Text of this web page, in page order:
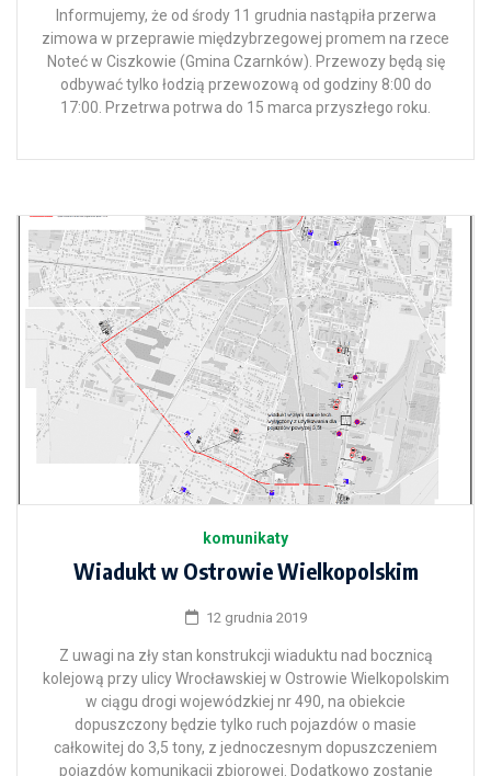
Informujemy, że od środy 11 grudnia nastąpiła przerwa
zimowa w przeprawie międzybrzegowej promem na rzece
Noteć w Ciszkowie (Gmina Czarnków). Przewozy będą się
odbywać tylko łodzią przewozową od godziny 8:00 do
17:00. Przetrwa potrwa do 15 marca przyszłego roku.
komunikaty
Wiadukt w Ostrowie Wielkopolskim
12 grudnia 2019
Z uwagi na zły stan konstrukcji wiaduktu nad bocznicą
kolejową przy ulicy Wrocławskiej w Ostrowie Wielkopolskim
w ciągu drogi wojewódzkiej nr 490, na obiekcie
dopuszczony będzie tylko ruch pojazdów o masie
całkowitej do 3,5 tony, z jednoczesnym dopuszczeniem
pojazdów komunikacji zbiorowej. Dodatkowo zostanie